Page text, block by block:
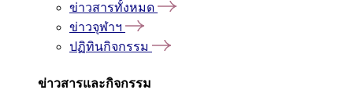
ข่าวสารทั้งหมด
ข่าวจุฬาฯ
ปฏิทินกิจกรรม
ข่าวสารและกิจกรรม